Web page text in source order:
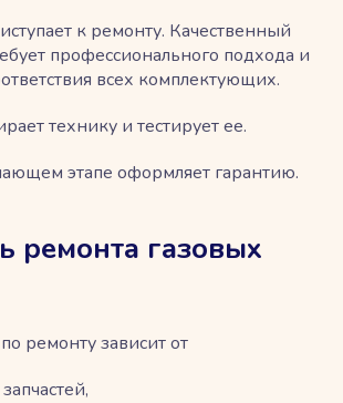
к ремонту. Качественный
профессионального подхода и
всех комплектующих.
технику и тестирует ее.
этапе оформляет гарантию.
ремонта газовых
ремонту зависит от